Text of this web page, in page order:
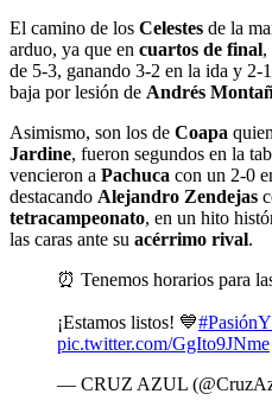
El camino de los Celestes de la
arduo, ya que en cuartos de final,
de 5-3, ganando 3-2 en la ida y 2-
baja por lesión de Andrés
Asimismo, son los de Coapa
Jardine, fueron segundos en la
vencieron a Pachuca con un 2-0
destacando Alejandro Zendejas
tetracampeonato, en un hito
las caras ante su acérrimo rival.
⏰ Tenemos horarios para
¡Estamos listos! 💙
pic.twitter.com/GgIto9JNme
— CRUZ AZUL